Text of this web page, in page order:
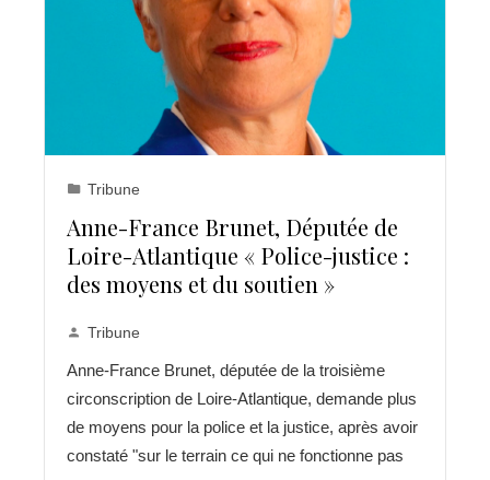
Tribune
Anne-France Brunet, Députée de
Loire-Atlantique « Police-justice :
des moyens et du soutien »
Tribune
Anne-France Brunet, députée de la troisième
circonscription de Loire-Atlantique, demande plus
de moyens pour la police et la justice, après avoir
constaté "sur le terrain ce qui ne fonctionne pas